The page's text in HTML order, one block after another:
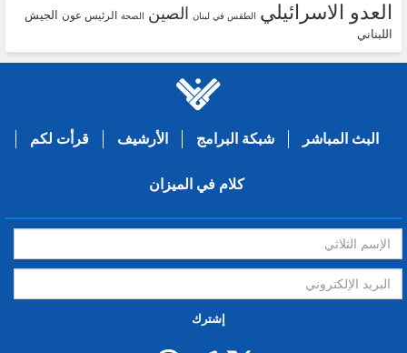
العدو الاسرائيلي الطقس في لبنان الصين الصحة الرئيس عون
الجيش
اللبناني
البث المباشر شبكة البرامج الأرشيف قرأت لكم
كلام في الميزان
إشترك